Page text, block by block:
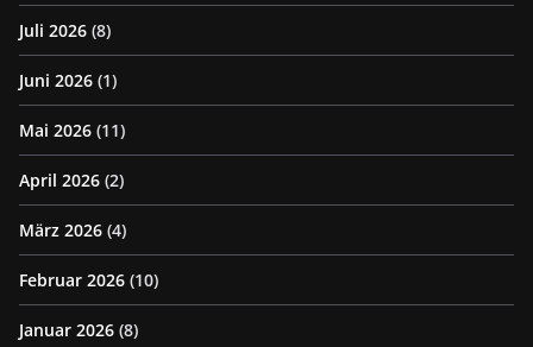
Juli 2026 (8)
Juni 2026 (1)
Mai 2026 (11)
April 2026 (2)
März 2026 (4)
Februar 2026 (10)
Januar 2026 (8)